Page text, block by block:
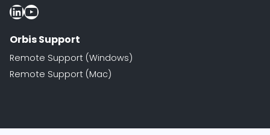
LinkedIn
Youtube
Orbis Support
Remote Support (Windows)
Remote Support (Mac)